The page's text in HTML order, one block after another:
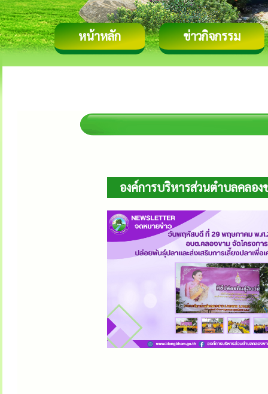
หน้าหลัก ข่าวกิจกรรม
องค์การบริหารส่วนตำบลคลอ